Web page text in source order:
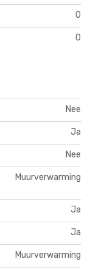
0
0
Nee
Ja
Nee
Muurverwarming
Ja
Ja
Muurverwarming